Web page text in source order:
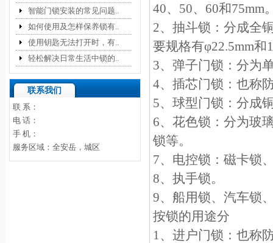
智能门锁安装的常见问题..
如何使用及怎样保养锁有..
使用钥匙无法打开时，有..
轻松解决日常生活中锁的..
联系我们
联 系：
电 话：
手 机：
服务区域：全安岳，城区
40、50、60和75mm
2、抽斗锁：分成全
要规格有φ22.5mm和
3、弹子门锁：分为
4、插芯门锁：也称
5、球型门锁：分成
6、花色锁：分为玻
锁等。
7、电控锁：磁卡锁
8、执手锁。
9、船用锁、汽车锁
按锁的用途分
1、进户门锁：也称